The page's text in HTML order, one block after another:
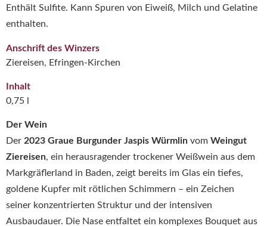
Der Wein
Der 2023 Graue Burgunder Jaspis Würmlin vom Weingut
Ziereisen, ein herausragender trockener Weißwein aus dem
Markgräflerland in Baden, zeigt bereits im Glas ein tiefes,
goldene Kupfer mit rötlichen Schimmern – ein Zeichen
seiner konzentrierten Struktur und der intensiven
Ausbaudauer. Die Nase entfaltet ein komplexes Bouquet aus
Enthält Sulfite. Kann Spuren von Eiweiß, Milch und Gelatine
enthalten.
Anschrift des Winzers
Ziereisen, Efringen-Kirchen
Inhalt
0,75 l